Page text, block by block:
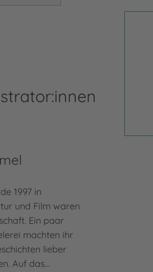
1997 in
und Film waren
Ein paar
machten ihr
lieber
Auf das…